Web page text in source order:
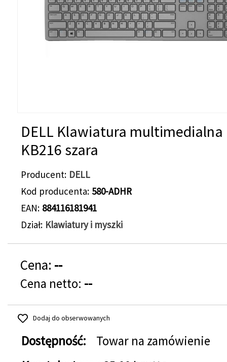
DELL Klawiatura multimedialna
KB216 szara
Producent DELL
Kod producenta 580-ADHR
EAN 884116181941
Dział Klawiatury i myszki
Cena: --
Cena netto: --
Dodaj do obserwowanych
Dostępność:
Towar na zamówienie